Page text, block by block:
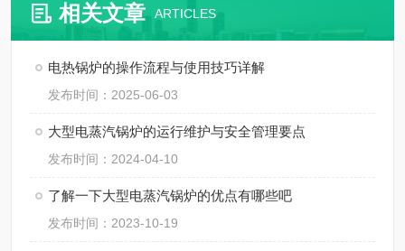
相关文章 ARTICLES
电热锅炉的操作流程与使用技巧详解
发布时间：2025-06-03
大型电蒸汽锅炉的运行维护与安全管理要点
发布时间：2024-04-10
了解一下大型电蒸汽锅炉的优点有哪些吧
发布时间：2023-10-19